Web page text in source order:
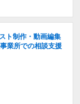
ト制作・動画編集
業所での相談支援